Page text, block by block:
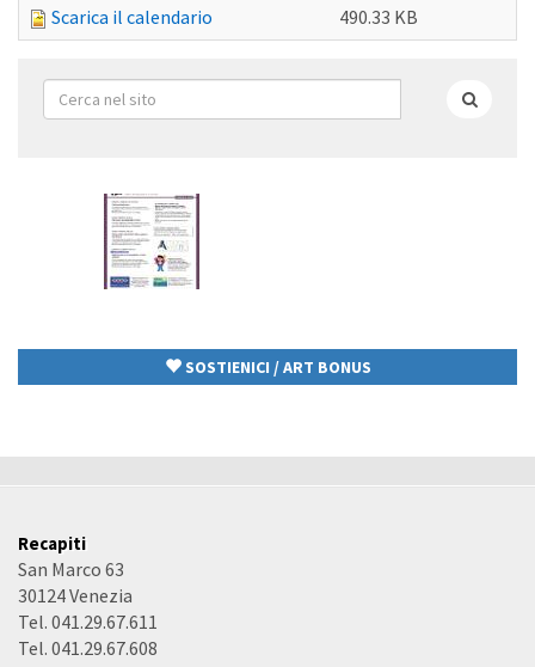
Scarica il calendario
490.33 KB
Form
di
SOSTIENICI / ART BONUS
Recapiti
San Marco 63
30124 Venezia
Tel. 041.29.67.611
Tel. 041.29.67.608